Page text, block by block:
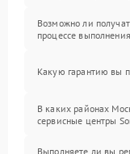
Возможно ли
процессе
Какую гарантию вы
В каких районах
сервисные центры
Выполняете ли вы